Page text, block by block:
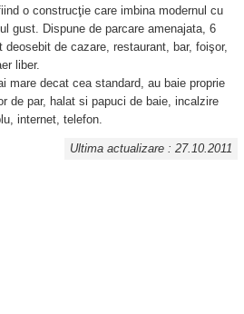
o construcţie care imbina modernul cu
gust. Dispune de parcare amenajata, 6
de cazare, restaurant, bar, foişor,
liber.
mare decat cea standard, au baie proprie
de par, halat si papuci de baie, incalzire
internet, telefon.
Ultima actualizare : 27.10.2011